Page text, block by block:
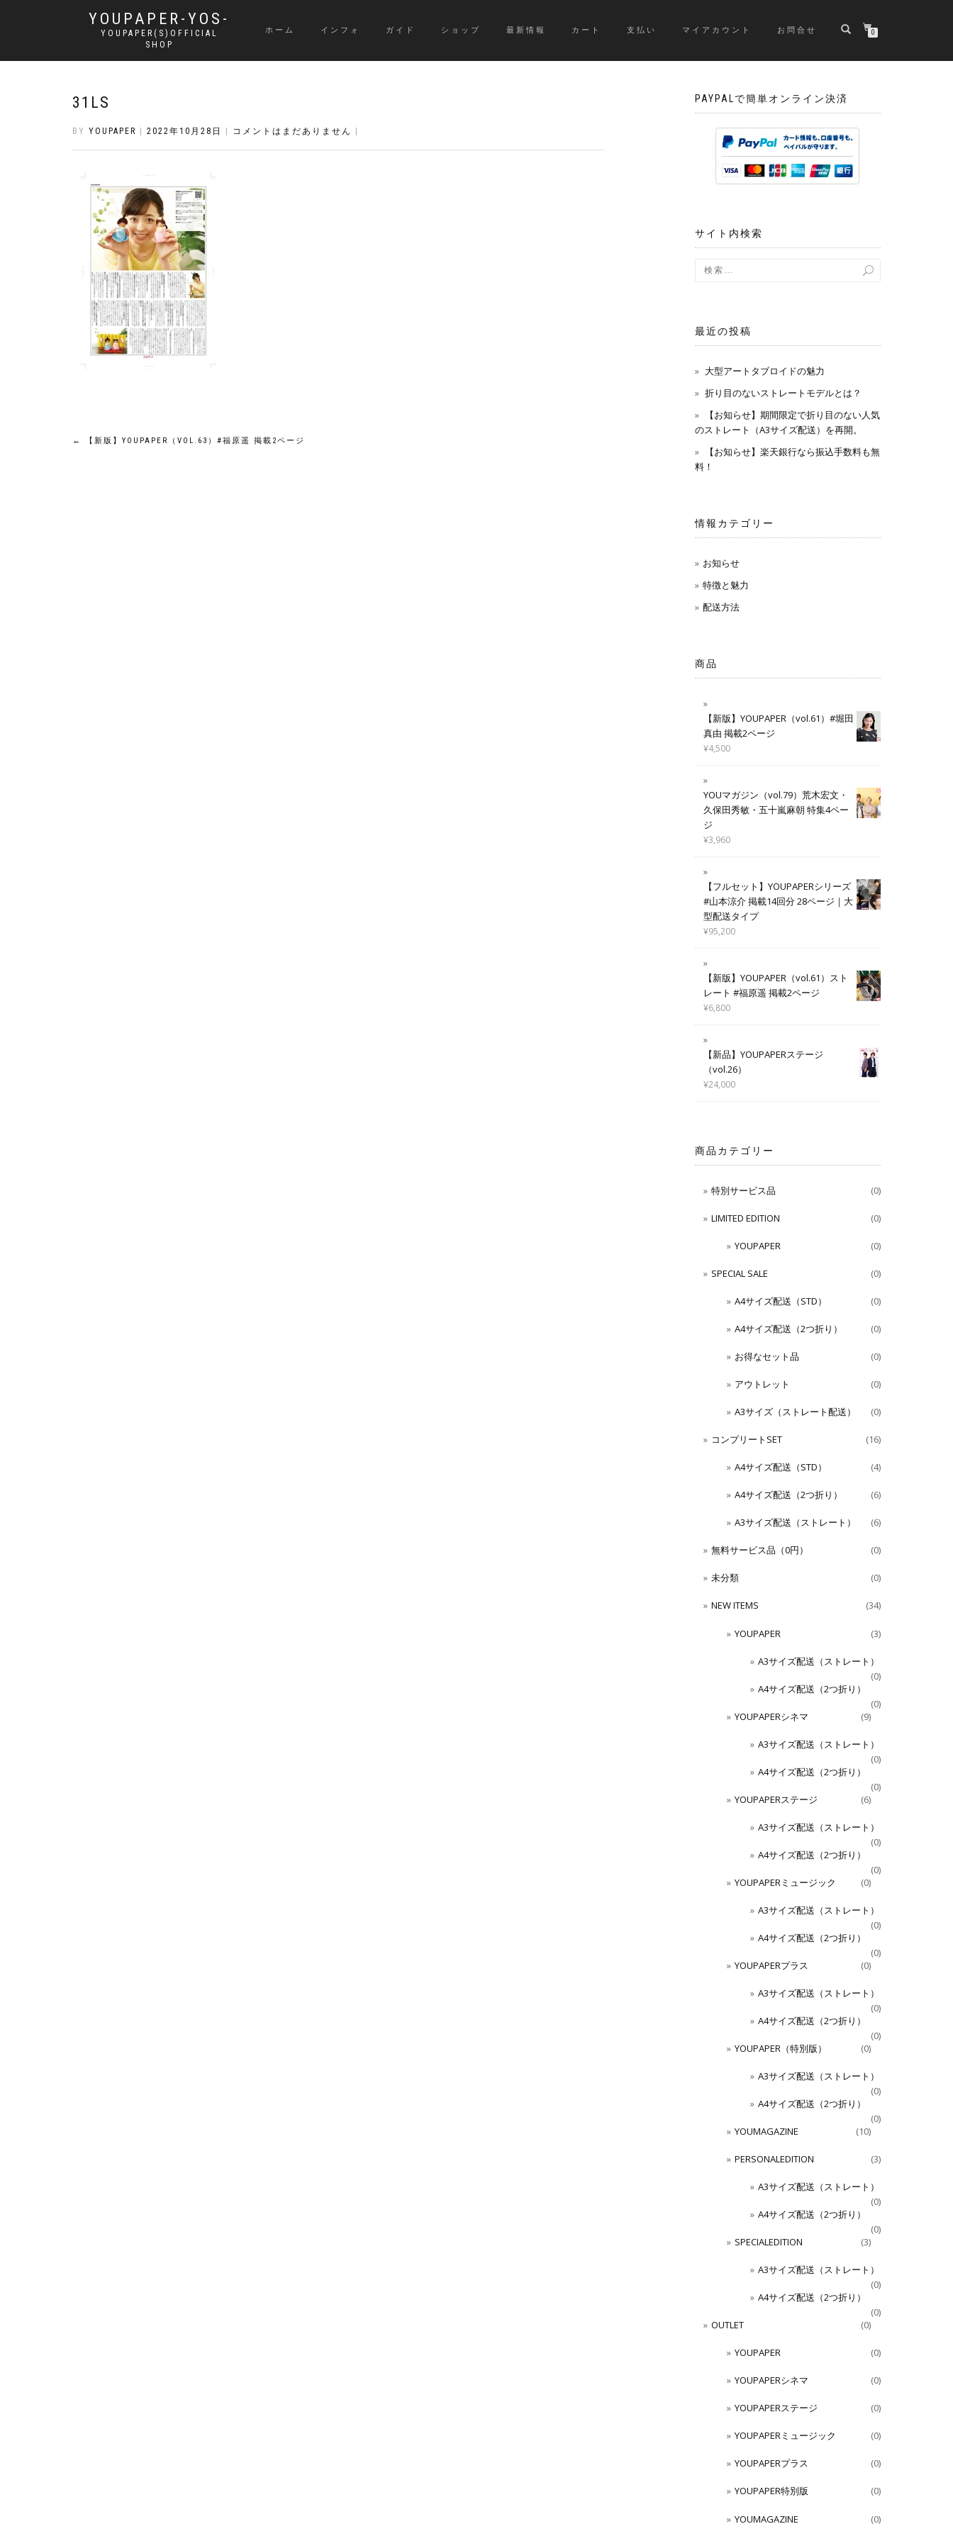
YOUPAPER-YOS-
YOUPAPER(S)OFFICIAL
SHOP
ホーム インフォ ガイド ショップ 最新情報 カート 支払い マイアカウント お問合せ 0
31LS
BY YOUPAPER 2022年10月28日 コメントはまだありません
投
← 【新版】YOUPAPER（VOL.63）#福原遥 掲載2ページ
PAYPALで簡単オンライン決済
サイト内検索
最近の投稿
大型アートタブロイドの魅力
折り目のないストレートモデルとは？
【お知らせ】期間限定で折り目のない人気
のストレート（A3サイズ配送）を再開。
【お知らせ】楽天銀行なら振込手数料も無
料！
情報カテゴリー
お知らせ
特徴と魅力
配送方法
商品
【新版】YOUPAPER（vol.61）#堀田
真由 掲載2ページ
¥4,500
YOUマガジン（vol.79）荒木宏文・
久保田秀敏・五十嵐麻朝 特集4ペー
ジ
¥3,960
【フルセット】YOUPAPERシリーズ
#山本涼介 掲載14回分 28ページ｜大
型配送タイプ
¥95,200
【新版】YOUPAPER（vol.61）スト
レート #福原遥 掲載2ページ
¥6,800
【新品】YOUPAPERステージ
（vol.26）
¥24,000
商品カテゴリー
特別サービス品 (0)
LIMITED EDITION (0)
YOUPAPER (0)
SPECIAL SALE (0)
A4サイズ配送（STD） (0)
A4サイズ配送（2つ折り） (0)
お得なセット品 (0)
アウトレット (0)
A3サイズ（ストレート配送） (0)
コンプリートSET (16)
A4サイズ配送（STD） (4)
A4サイズ配送（2つ折り） (6)
A3サイズ配送（ストレート） (6)
無料サービス品（0円） (0)
未分類 (0)
NEW ITEMS (34)
YOUPAPER (3)
A3サイズ配送（ストレート）
(0)
A4サイズ配送（2つ折り）
(0)
YOUPAPERシネマ
(9)
A3サイズ配送（ストレート）
(0)
A4サイズ配送（2つ折り）
(0)
YOUPAPERステージ
(6)
A3サイズ配送（ストレート）
(0)
A4サイズ配送（2つ折り）
(0)
YOUPAPERミュージック
(0)
A3サイズ配送（ストレート）
(0)
A4サイズ配送（2つ折り）
(0)
YOUPAPERプラス
(0)
A3サイズ配送（ストレート）
(0)
A4サイズ配送（2つ折り）
(0)
YOUPAPER（特別版）
(0)
A3サイズ配送（ストレート）
(0)
A4サイズ配送（2つ折り）
(0)
YOUMAGAZINE
(10)
PERSONALEDITION (3)
A3サイズ配送（ストレート）
(0)
A4サイズ配送（2つ折り）
(0)
SPECIALEDITION
(3)
A3サイズ配送（ストレート）
(0)
A4サイズ配送（2つ折り）
(0)
OUTLET
(0)
YOUPAPER (0)
YOUPAPERシネマ (0)
YOUPAPERステージ (0)
YOUPAPERミュージック (0)
YOUPAPERプラス (0)
YOUPAPER特別版 (0)
YOUMAGAZINE (0)